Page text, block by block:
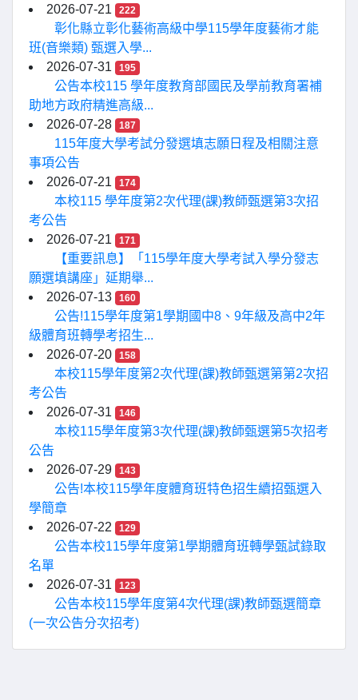
2026-07-21
222
彰化縣立彰化藝術高級中學115學年度藝術才能
班(音樂類) 甄選入學...
2026-07-31
195
公告本校115 學年度教育部國民及學前教育署補
助地方政府精進高級...
2026-07-28
187
115年度大學考試分發選填志願日程及相關注意
事項公告
2026-07-21
174
本校115 學年度第2次代理(課)教師甄選第3次招
考公告
2026-07-21
171
【重要訊息】「115學年度大學考試入學分發志
願選填講座」延期舉...
2026-07-13
160
公告!115學年度第1學期國中8、9年級及高中2年
級體育班轉學考招生...
2026-07-20
158
本校115學年度第2次代理(課)教師甄選第第2次招
考公告
2026-07-31
146
本校115學年度第3次代理(課)教師甄選第5次招考
公告
2026-07-29
143
公告!本校115學年度體育班特色招生續招甄選入
學簡章
2026-07-22
129
公告本校115學年度第1學期體育班轉學甄試錄取
名單
2026-07-31
123
公告本校115學年度第4次代理(課)教師甄選簡章
(一次公告分次招考)